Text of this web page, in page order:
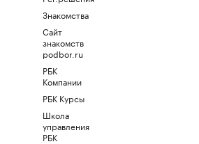
Знакомства
Сайт
знакомств
podbor.ru
РБК
Компании
РБК Курсы
Школа
управления
РБК